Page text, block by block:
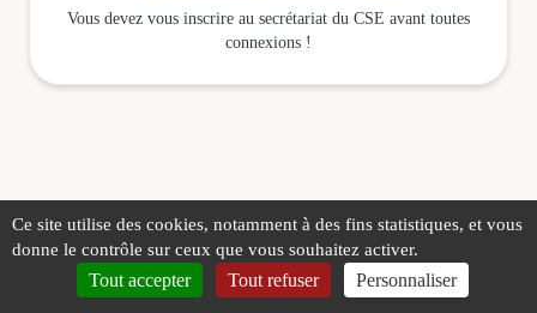
Vous devez vous inscrire au secrétariat du CSE avant toutes
connexions !
Ce site utilise des cookies, notamment à des fins statistiques, et vous
donne le contrôle sur ceux que vous souhaitez activer.
Tout accepter Tout refuser Personnaliser